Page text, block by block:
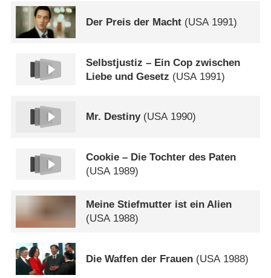
Der Preis der Macht (USA1991)
Selbstjustiz – Ein Cop zwischen
Liebe und Gesetz (USA 1991)
Mr. Destiny(USA1990)
Cookie – Die Tochter des Paten
(USA1989)
Meine Stiefmutter ist ein Alien
(USA1988)
Die Waffen der Frauen (USA1988)